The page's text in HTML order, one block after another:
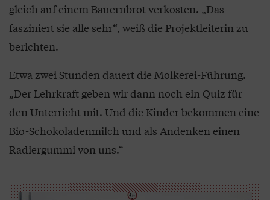
gleich auf einem Bauernbrot verkosten. „Das
fasziniert sie alle sehr“, weiß die Projektleiterin zu
berichten.
Etwa zwei Stunden dauert die Molkerei-Führung.
„Der Lehrkraft geben wir dann noch ein Quiz für
den Unterricht mit. Und die Kinder bekommen eine
Bio-Schokoladenmilch und als Andenken einen
Radiergummi von uns.“